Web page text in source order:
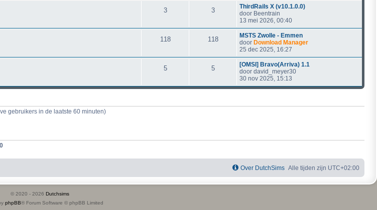
3 3
ThirdRails X (v10.1.0.0)
door Beentrain
13 mei 2026, 00:40
118 118
MSTS Zwolle - Emmen
door Download Manager
25 dec 2025, 16:27
5 5
[OMSI] Bravo(Arriva) 1.1
door david_meyer30
30 nov 2025, 15:13
gebruikers in de laatste 60 minuten)
Alle tijden zijn UTC+02:00
Over DutchSims
© 2020 - 2026 Dutchsims
phpBB® Forum Software © phpBB Limited